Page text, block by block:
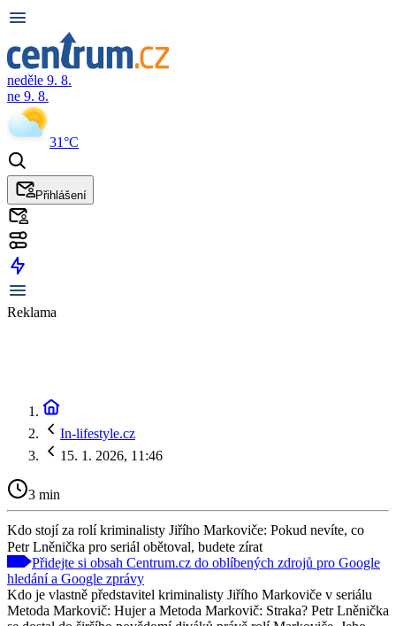
neděle 9. 8.
ne 9. 8.
31°C
Přihlášení
Reklama
In-lifestyle.cz
15. 1. 2026, 11:46
3 min
Kdo stojí za rolí kriminalisty Jiřího Markoviče: Pokud nevíte, co
Petr Lněnička pro seriál obětoval, budete zírat
Přidejte si obsah Centrum.cz do oblíbených zdrojů pro Google
hledání a Google zprávy
Kdo je vlastně představitel kriminalisty Jiřího Markoviče v seriálu
Metoda Markovič: Hujer a Metoda Markovič: Straka? Petr Lněnička